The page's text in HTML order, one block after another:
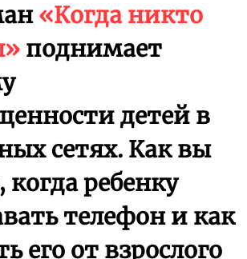
«Когда никто
поднимает
детей в
сетях. Как вы
когда ребенку
телефон и как
его от взрослого